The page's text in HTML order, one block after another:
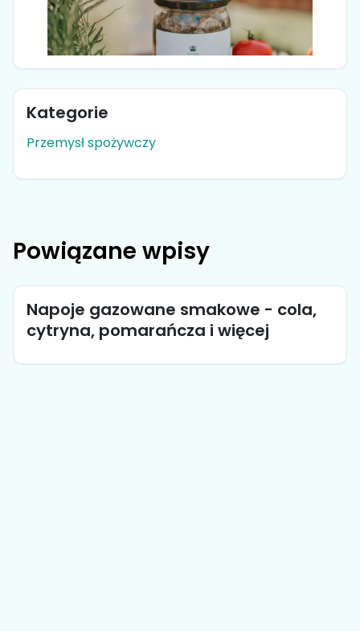
Kategorie
Przemysł spożywczy
Powiązane wpisy
Napoje gazowane smakowe - cola,
cytryna, pomarańcza i więcej